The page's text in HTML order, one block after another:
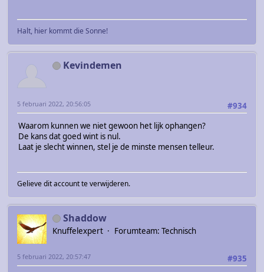
Halt, hier kommt die Sonne!
Kevindemen
#934
5 februari 2022, 20:56:05
Waarom kunnen we niet gewoon het lijk ophangen?
De kans dat goed wint is nul.
Laat je slecht winnen, stel je de minste mensen telleur.
Gelieve dit account te verwijderen.
Shaddow
Knuffelexpert Forumteam: Technisch
#935
5 februari 2022, 20:57:47